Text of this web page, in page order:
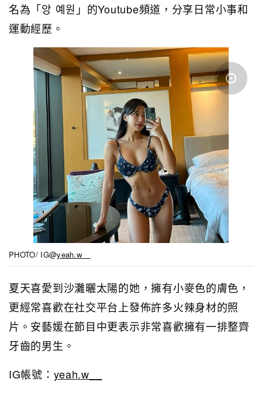
名為「앙 예원」的Youtube頻道，分享日常小事和
運動經歷。
PHOTO/ IG@yeah.w__
夏天喜愛到沙灘曬太陽的她，擁有小麥色的膚色，
更經常喜歡在社交平台上發佈許多火辣身材的照
片。安藝媛在節目中更表示非常喜歡擁有一排整齊
牙齒的男生。
IG帳號： yeah.w__